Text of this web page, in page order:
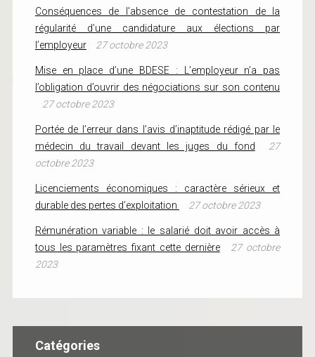
Conséquences de l’absence de contestation de la
régularité d’une candidature aux élections par
l’employeur
27 octobre 2023
Mise en place d’une BDESE : L’employeur n’a pas
l’obligation d’ouvrir des négociations sur son contenu
27 octobre 2023
Portée de l’erreur dans l’avis d’inaptitude rédigé par le
médecin du travail devant les juges du fond
27
octobre 2023
Licenciements économiques : caractère sérieux et
durable des pertes d’exploitation
27 octobre 2023
Rémunération variable : le salarié doit avoir accès à
tous les paramètres fixant cette dernière
27 octobre
2023
Catégories